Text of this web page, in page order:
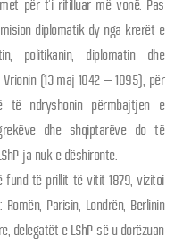
për t’i rifilluar më vonë. Pas
diplomatik dy nga krerët e
politikanin, diplomatin dhe
(13 maj 1842 – 1895), për
të ndryshonin përmbajtjen e
dhe shqiptarëve do të
ja nuk e dëshironte.
fund të prillit të vitit 1879, vizitoi
Parisin, Londrën, Berlinin
delegatët e LShP-së u dorëzuan